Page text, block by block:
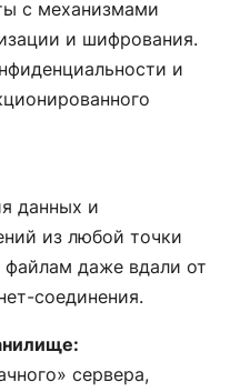
с механизмами
и шифрования.
и
данных и
из любой точки
даже вдали от
соединения.
сервера,